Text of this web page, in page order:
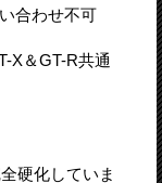
わせ不可
X＆GT-R共通
硬化していま